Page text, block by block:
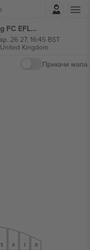
се
Huddersfield Town AFC vs Reading FC EFL League One билети
26 27, 16:45 BST
Kingdom
Прикачи мапа
5 6 7 8